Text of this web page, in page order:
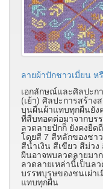
ลายผ้าปักชาวเมี่ยน ห
เอกลักษณ์และศิลปะก
(เย้า) ศิลปะการสร้า
บนผืนผ้าแทบทุกผืนยัง
ที่สืบทอดต่อมาจากบร
ลวดลายปักก็ ยังคงยืด
โดยสี 7 สีหลักของชา
สีน้ำเงิน สีเขียว สีม่ว
ผืนอาจพบลวดลายมา
ลวดลายเหล่านี้เป็นล
บรรพบุรุษของชนเผ่า
แทบทุกผืน